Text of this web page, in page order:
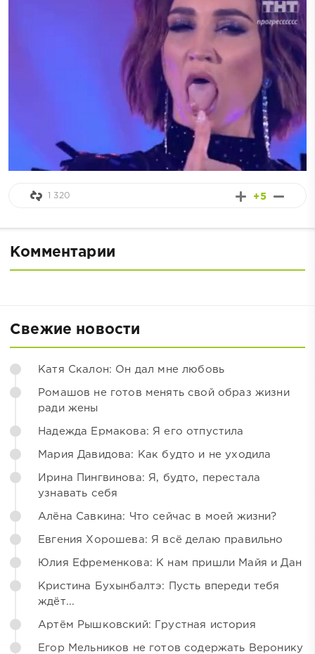
+5
1 320
Комментарии
Свежие новости
Катя Скалон: Он дал мне любовь
Ромашов не готов менять свой образ жизни
ради жены
Надежда Ермакова: Я его отпустила
Мария Давидова: Как будто и не уходила
Ирина Пингвинова: Я, будто, перестала
узнавать себя
Алёна Савкина: Что сейчас в моей жизни?
Евгения Хорошева: Я всё делаю правильно
Юлия Ефременкова: К нам пришли Майя и Дан
Кристина Бухынбалтэ: Пусть впереди тебя
ждёт...
Артём Рышковский: Грустная история
Егор Мельников не готов содержать Веронику